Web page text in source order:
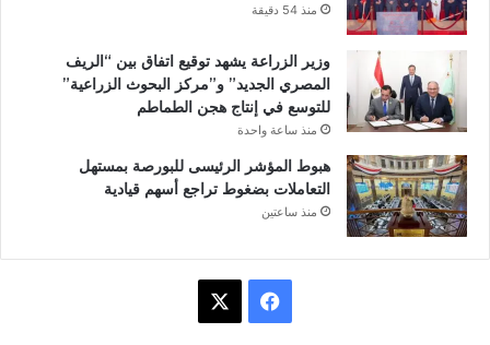
منذ 54 دقيقة
وزير الزراعة يشهد توقيع اتفاق بين “الريف
المصري الجديد” و”مركز البحوث الزراعية”
للتوسع في إنتاج هجن الطماطم
منذ ساعة واحدة
هبوط المؤشر الرئيسى للبورصة بمستهل
التعاملات بضغوط تراجع أسهم قيادية
منذ ساعتين